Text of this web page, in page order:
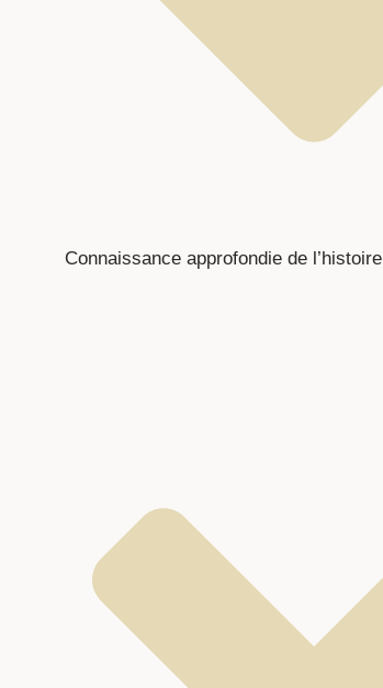
Connaissance approfondie de